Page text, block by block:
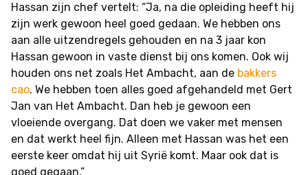
Hassan zijn chef vertelt: “Ja, na die opleiding heeft hij
zijn werk gewoon heel goed gedaan. We hebben ons
aan alle uitzendregels gehouden en na 3 jaar kon
Hassan gewoon in vaste dienst bij ons komen. Ook wij
houden ons net zoals Het Ambacht, aan de bakkers
cao. We hebben toen alles goed afgehandeld met Gert
Jan van Het Ambacht. Dan heb je gewoon een
vloeiende overgang. Dat doen we vaker met mensen
en dat werkt heel fijn. Alleen met Hassan was het een
eerste keer omdat hij uit Syrië komt. Maar ook dat is
goed gegaan.”